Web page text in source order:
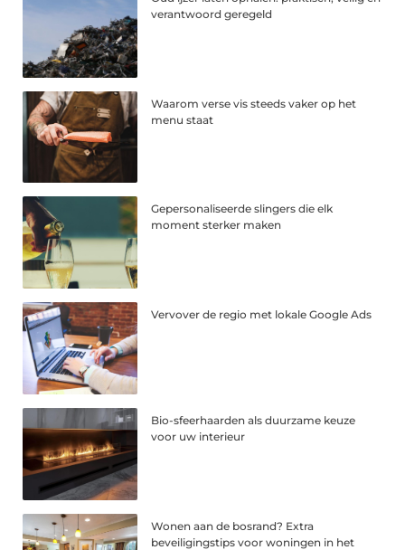
verantwoord geregeld
Waarom verse vis steeds vaker op het
menu staat
Gepersonaliseerde slingers die elk
moment sterker maken
Vervover de regio met lokale Google Ads
Bio-sfeerhaarden als duurzame keuze
voor uw interieur
Wonen aan de bosrand? Extra
beveiligingstips voor woningen in het